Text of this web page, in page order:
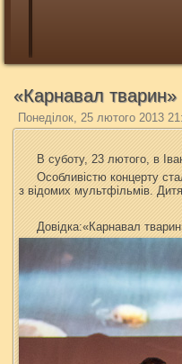
«Карнавал
Понеділок, 25 лютого 2013
В суботу, 23 лютого, в
Особливістю концерту
з відомих мультфільмів.
Довідка:«Карнавал